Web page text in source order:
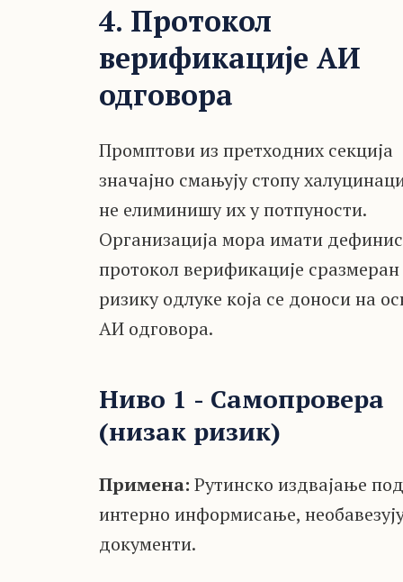
4. Протокол
верификације АИ
одговора
Промптови из претходних секција
значајно смањују стопу
не елиминишу их у потпуности.
Организација мора имати
протокол верификације сразмеран
ризику одлуке која се доноси на
АИ одговора.
Ниво 1 - Самопровера
(низак ризик)
Примена:Рутинско издвајање
интерно информисање,
документи.